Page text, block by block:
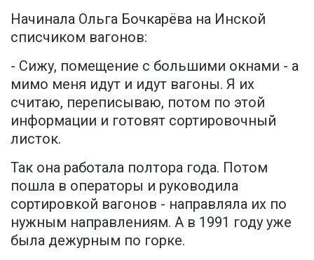
Начинала Ольга Бочкарёва на Инской
списчиком вагонов:
- Сижу, помещение с большими окнами - а
мимо меня идут и идут вагоны. Я их
считаю, переписываю, потом по этой
информации и готовят сортировочный
листок.
Так она работала полтора года. Потом
пошла в операторы и руководила
сортировкой вагонов - направляла их по
нужным направлениям. А в 1991 году уже
была дежурным по горке.